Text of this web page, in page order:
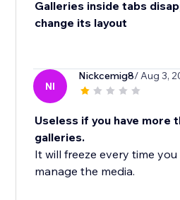
Galleries inside tabs
change its layout
NI
Nickcemig8/ Aug 3,
Useless if you have more
galleries.
It will freeze every time
manage the media.